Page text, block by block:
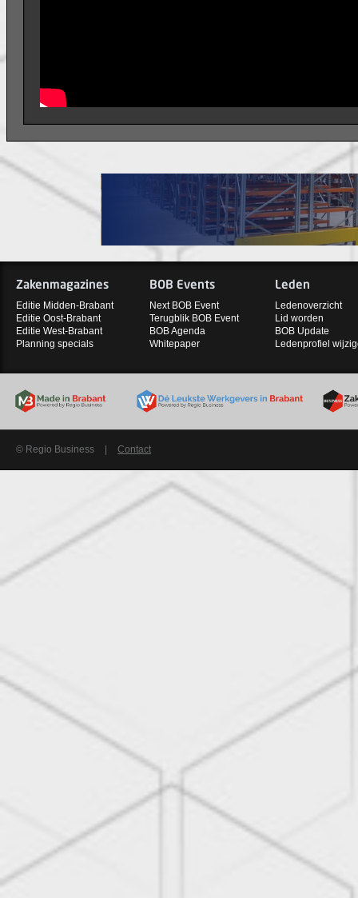
Zakenmagazines
Editie Midden-Brabant
Editie Oost-Brabant
Editie West-Brabant
Planning specials
BOB Events
Next BOB Event
Terugblik BOB Event
BOB Agenda
Whitepaper
Leden
Ledenoverzicht
Lid worden
BOB Update
Ledenprofiel
© Regio Business Contact